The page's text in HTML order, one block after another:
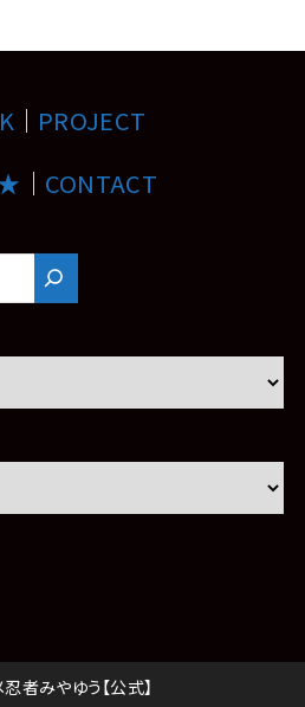
｜ PROJECT
｜ CONTACT
者みやゆう【公式】